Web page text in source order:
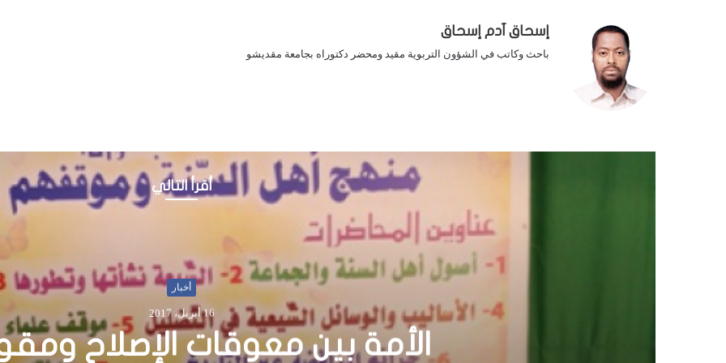
إسحاق آدم إسحاق
باحث وكاتب في الشؤون التربوية مقيد ومحضر دكتوراه بجامعة مقديشو
أقرأ التالي
أخبار
22 أبريل، 2018
الرئيس فرماجو يتسلم أوراق